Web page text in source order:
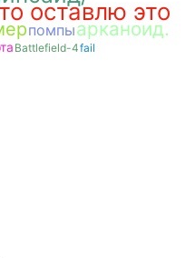
оставлю это
помпыарканоид.
Battlefield-4fail